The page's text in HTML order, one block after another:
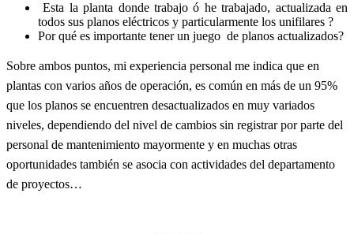
Esta la planta donde trabajo ó he trabajado, actualizada en
todos sus planos eléctricos y particularmente los unifilares ?
Por qué es importante tener un juego de planos actualizados?
Sobre ambos puntos, mi experiencia personal me indica que en
plantas con varios años de operación, es común en más de un 95%
que los planos se encuentren desactualizados en muy variados
niveles, dependiendo del nivel de cambios sin registrar por parte del
personal de mantenimiento mayormente y en muchas otras
oportunidades también se asocia con actividades del departamento
de proyectos…